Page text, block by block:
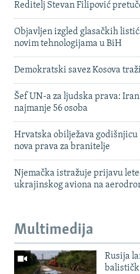
Reditelj Stevan Filipović
Objavljen izgled glasačkih
novim tehnologijama u BiH
Demokratski savez Kosova
Šef UN-a za ljudska prava:
najmanje 56 osoba
Hrvatska obilježava godišnjicu
nova prava za branitelje
Njemačka istražuje prijavu
ukrajinskog aviona na
Multimedija
Rusija